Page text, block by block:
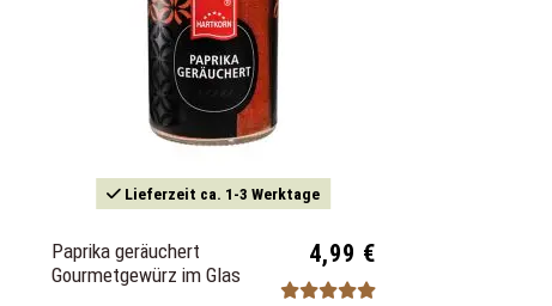
Lieferzeit ca. 1-3 Werktage
Paprika geräuchert
Gourmetgewürz im Glas
4,99 €